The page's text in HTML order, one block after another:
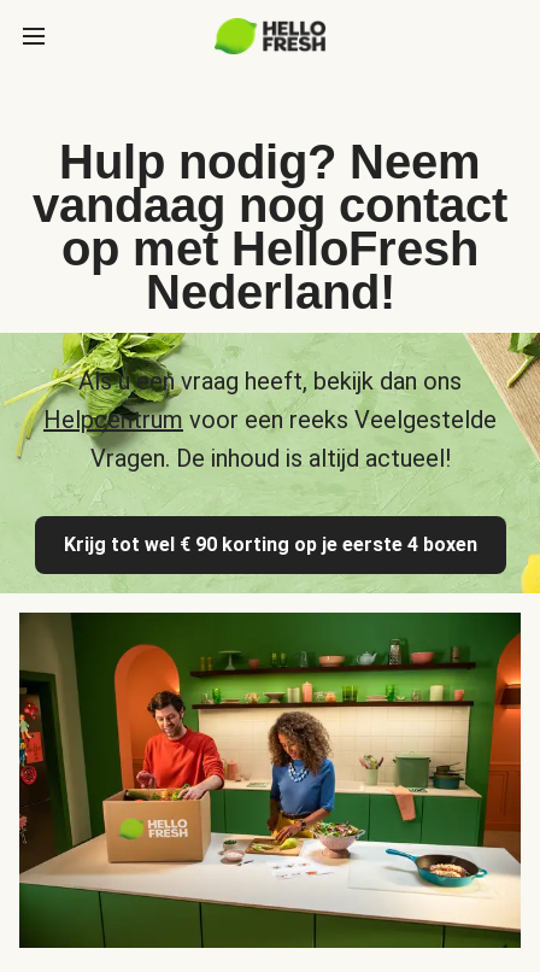
Hulp nodig? Neem
vandaag nog contact
op met HelloFresh
Nederland!
Als u een vraag heeft, bekijk dan ons
Helpcentrum voor een reeks Veelgestelde
Vragen. De inhoud is altijd actueel!
Krijg tot wel € 90 korting op je eerste 4 boxen